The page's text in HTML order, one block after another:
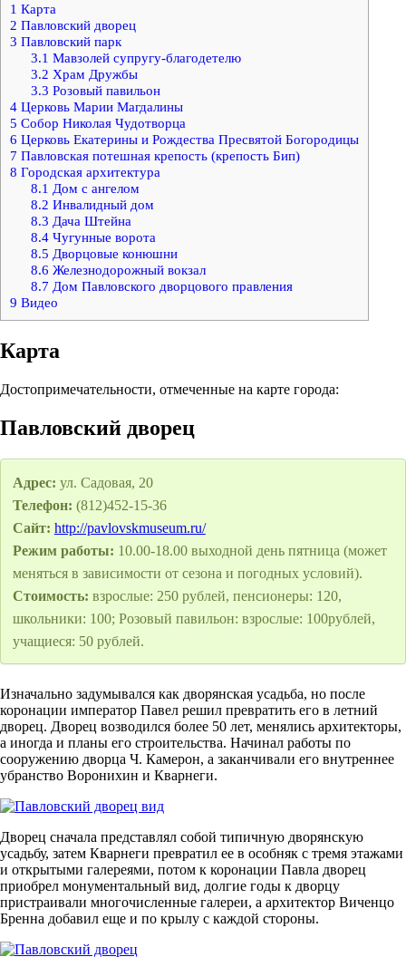
1 Карта
2 Павловский дворец
3 Павловский парк
3.1 Мавзолей супругу-благодетелю
3.2 Храм Дружбы
3.3 Розовый павильон
4 Церковь Марии Магдалины
5 Собор Николая Чудотворца
6 Церковь Екатерины и Рождества Пресвятой Богородицы
7 Павловская потешная крепость (крепость Бип)
8 Городская архитектура
8.1 Дом с ангелом
8.2 Инвалидный дом
8.3 Дача Штейна
8.4Чугунные ворота
8.5 Дворцовые конюшни
8.6 Железнодорожный вокзал
8.7 Дом Павловского дворцового правления
9 Видео
Карта
Достопримечательности, отмеченные на карте города:
Павловский дворец
Адрес: ул. Садовая, 20
Телефон: (812)452-15-36
Сайт: http://pavlovskmuseum.ru/
Режим работы: 10.00-18.00 выходной день пятница (может
меняться в зависимости от сезона и погодных условий).
Стоимость: взрослые: 250 рублей, пенсионеры: 120,
школьники: 100; Розовый павильон: взрослые: 100рублей,
учащиеся: 50 рублей.
Изначально задумывался как дворянская усадьба, но после
коронации император Павел решил превратить его в летний
дворец. Дворец возводился более 50 лет, менялись архитекторы,
а иногда и планы его строительства. Начинал работы по
сооружению дворца Ч. Камерон, а заканчивали его внутреннее
убранство Воронихин и Кварнеги.
Дворец сначала представлял собой типичную дворянскую
усадьбу, затем Кварнеги превратил ее в особняк с тремя этажами
и открытыми галереями, потом к коронации Павла дворец
приобрел монументальный вид, долгие годы к дворцу
пристраивали многочисленные галереи, а архитектор Виченцо
Бренна добавил еще и по крылу с каждой стороны.